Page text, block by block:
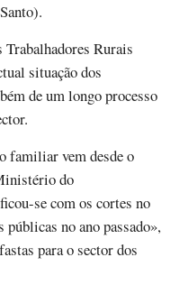
Rurais
situação dos
de um longo processo
familiar vem desde o
do
se com os cortes no
no ano passado»,
para o sector dos